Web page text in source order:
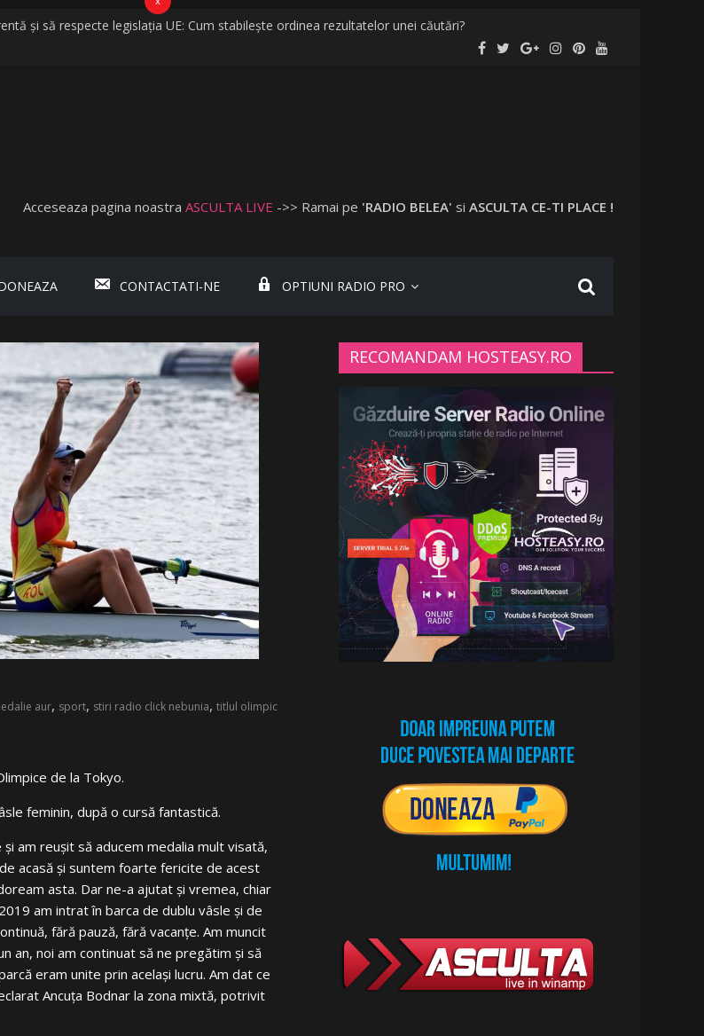
și să respecte legislația UE: Cum stabilește ordinea rezultatelor unei căutări?
Tzancă Uraganu, la scurt timp după ce acesta a plecat în vacanță cu o altă femeie
Acceseaza pagina noastra ASCULTA LIVE ->> Ramai pe 'RADIO BELEA' si ASCULTA CE-TI PLACE !
CONTACTATI-NE OPTIUNI RADIO PRO
aur, sport, stiri radio click nebunia, titlul olimpic
de la Tokyo.
feminin, după o cursă fantastică.
am reuşit să aducem medalia mult visată,
acasă şi suntem foarte fericite de acest
asta. Dar ne-a ajutat şi vremea, chiar
am intrat în barca de dublu vâsle şi de
fără pauză, fără vacanţe. Am muncit
an, noi am continuat să ne pregătim şi să
eram unite prin acelaşi lucru. Am dat ce
Ancuţa Bodnar la zona mixtă, potrivit
RECOMANDAM HOSTEASY.RO